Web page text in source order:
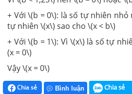
+ Với \(b = 0\): là số tự nhiên
tự nhiên \(x\) sao cho \(x < b\)
+ Với \(b = 1\): Vì \(x\) là số tự
(x = 0\)
Vậy \(x = 0\)
Chia sẻ Bình luận Chia sẻ